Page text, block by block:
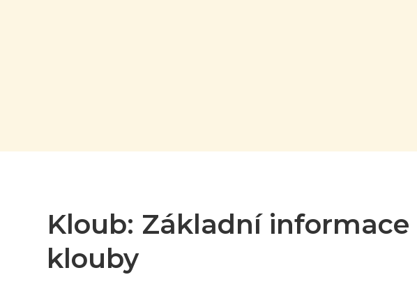
Kloub: Základní informace
klouby